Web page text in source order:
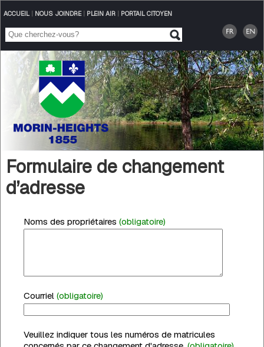
ACCUEIL| NOUS JOINDRE| PLEIN AIR| PORTAIL CITOYEN
Formulaire de changement
d’adresse
Noms des propriétaires(obligatoire)
Courriel(obligatoire)
Veuillez indiquer tous les numéros de matricules